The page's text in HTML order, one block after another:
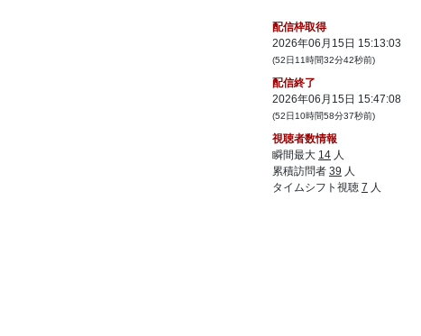
配信枠取得
2026年06月15日 15:13:03
(52日11時間32分42秒前)
配信終了
2026年06月15日 15:47:08
(52日10時間58分37秒前)
視聴者数情報
瞬間最大 14 人
累積訪問者 39 人
タイムシフト視聴 7 人